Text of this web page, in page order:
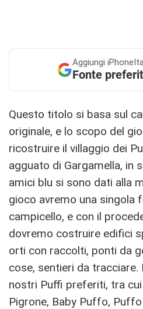
Aggiungi
Fonte
Questo titolo si basa sul
originale, e lo scopo del
ricostruire il villaggio dei
agguato di Gargamella, in
amici blu si sono dati alla
gioco avremo una singola
campicello, e con il
dovremo costruire edifici
orti con raccolti, ponti da
cose, sentieri da
nostri Puffi preferiti, tra
Pigrone, Baby Puffo,